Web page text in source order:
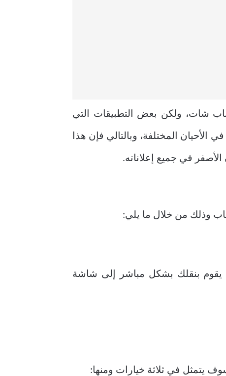
شات، ولكن بعض التطبيقات التي
المختلفة، وبالتالي فإن هذا
في جميع إعلاناته.
وذلك من خلال ما يلي:
بنقلك بشكل مباشر إلى شاشة
يتمثل في ثلاثة خيارات ومنها: